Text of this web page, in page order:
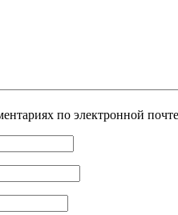
по электронной почте